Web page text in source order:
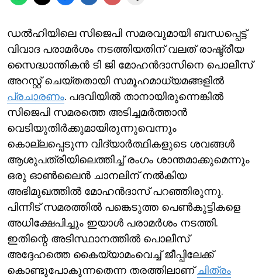
ഡല്‍ഹിയിലെ സിജെപി സമരവുമായി ബന്ധപ്പെട്ട്
വിവാദ പരാമര്‍ശം നടത്തിയതിന് വലത് രാഷ്ട്രീയ
സൈദ്ധാന്തികന്‍ ടി ജി മോഹന്‍ദാസിനെ പൊലീസ്
അറസ്റ്റ് ചെയ്തതായി സമൂഹമാധ്യമങ്ങളില്‍
പ്രചാരണം. പദവിയില്‍ താനായിരുന്നെങ്കില്‍‌
സിജെപി സമരത്തെ അടിച്ചമര്‍ത്താന്‍
വെടിയുതിര്‍ക്കുമായിരുന്നുവെന്നും
കൊല്ലപ്പെടുന്ന വിദ്യാര്‍ത്ഥികളുടെ ശവങ്ങള്‍
ആശുപത്രിയിലെത്തിച്ച് രംഗം ശാന്തമാക്കുമെന്നും
ഒരു ഓണ്‍ലൈന്‍ ചാനലിന് നല്‍കിയ
അഭിമുഖത്തില്‍ മോഹന്‍ദാസ് പറഞ്ഞിരുന്നു.
പിന്നീട് സമരത്തില്‍ പങ്കെടുത്ത പെണ്‍കുട്ടികളെ
അധിക്ഷേപിച്ചും ഇയാള്‍ പരാമര്‍ശം നടത്തി.
ഇതിന്റെ അടിസ്ഥാനത്തില്‍‌ പൊലീസ്
അദ്ദേഹത്തെ കൈയ്യാമംവെച്ച് ജീപ്പിലേക്ക്
കൊണ്ടുപോകുന്നതെന്ന തരത്തിലാണ്ചിത്രം